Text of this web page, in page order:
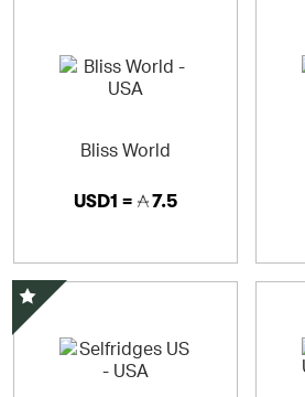
Bliss World
USD1 = 7.5
精选优惠